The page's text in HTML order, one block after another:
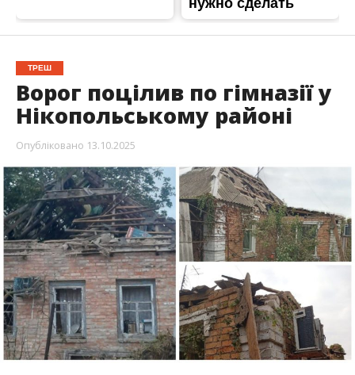
ТРЕШ
Ворог поцілив по гімназії у
Нікопольському районі
Опубліковано 13.10.2025